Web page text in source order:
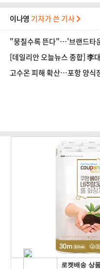
이나영 기자가 쓴 기사
"뭉칠수록 뜬다"…'브랜드타
[데일리안 오늘뉴스 종합] 李
전, 국민의힘, '청년 지지' 사
고수온 피해 확산…포항 양식